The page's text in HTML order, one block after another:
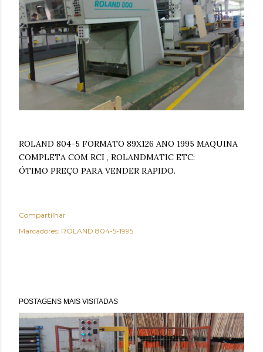
ROLAND 804-5 FORMATO 89X126 ANO 1995 MAQUINA
COMPLETA COM RCI , ROLANDMATIC ETC:
ÓTIMO PREÇO PARA VENDER RAPIDO.
Compartilhar
Marcadores: ROLAND 804-5-1995
POSTAGENS MAIS VISITADAS